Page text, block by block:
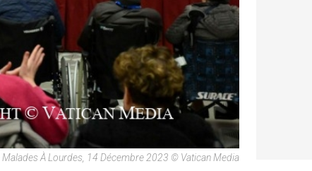
À Lourdes, 14 Décembre 2023 © Vatican Media